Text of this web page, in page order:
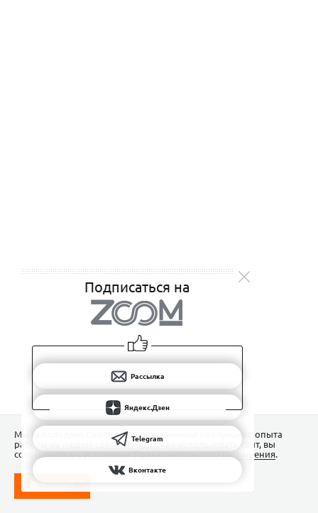
Подписаться на
Рассылка
Яндекс.Дзен
Telegram
Вконтакте
Мы используем Сookies для обеспечения наилучшего опыта
работы на нашем сайте. Продолжая использовать сайт, вы
соглашаетесь с условиямиПользовательского соглашения.
ПОНЯТНО